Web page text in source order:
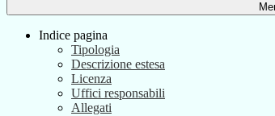
Indice pagina
Tipologia
Descrizione estesa
Licenza
Uffici responsabili
Allegati